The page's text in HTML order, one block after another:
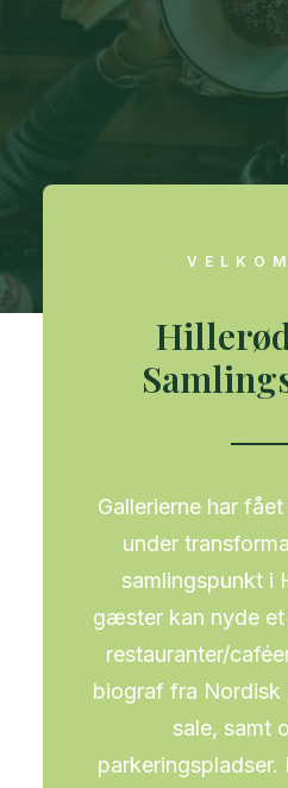
Gallerierne har
under
samlingspunkt i
gæster kan nyde
restauranter/
biograf fra Nordisk
sale, samt
parkeringspladser.